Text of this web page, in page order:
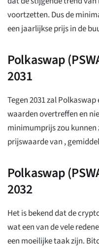
voortzetten. Dus de
een jaarlijkse prijs in de
Polkaswap
2031
Tegen 2031 zal
waarden overtreffen en
minimumprijs zou kunnen
prijswaarde van ,
Polkaswap
2032
Het is bekend dat de
wat een van de vele
een moeilijke taak zijn.